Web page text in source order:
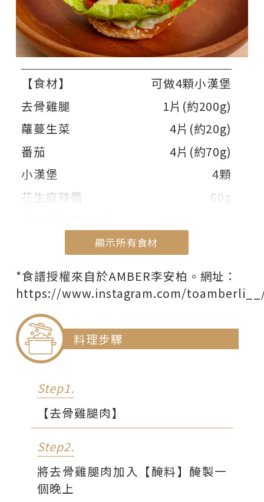
【食材】
可做4顆小漢堡
去骨雞腿
1片(約200g)
蘿蔓生菜
4片(約20g)
番茄
4片(約70g)
小漢堡
4顆
花生麻辣醬
60g
檸檬汁
適量(1~2滴)
鹽
糖
1g
胡椒
牛奶
【麻辣花生醬料】
花生醬
麻辣醬
9g
墨西哥辣椒碎
顯示所有食材
顯示部份食材
*食譜授權來自於AMBER李安柏。網址：
https://www.instagram.com/
料理步驟
Step1.
【去骨雞腿肉】
Step2.
將去骨雞腿肉加入【醃料】醃製一
個晚上